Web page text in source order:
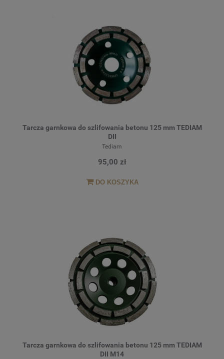
Tarcza garnkowa do szlifowania betonu 125 mm TEDIAM
DII
Tediam
95,00 zł
DO KOSZYKA
Tarcza garnkowa do szlifowania betonu 125 mm TEDIAM
DII M14